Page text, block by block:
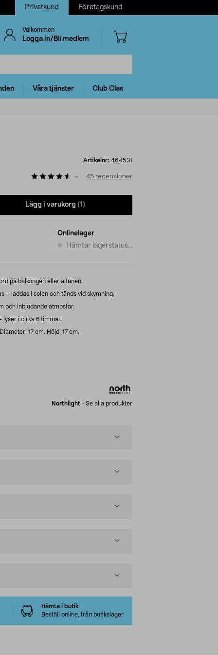
Privatkund Företagskund
Välkommen
Logga in/Bli medlem
Våra tjänster Club Clas
Artikelnr: 46-1531
45 recensioner
Lägg i varukorg (1)
Onlinelager
Hämtar lagerstatus...
på balkongen eller altanen.
– laddas i solen och tänds vid skymning.
och inbjudande atmosfär.
lyser i cirka 6 timmar.
17 cm. Höjd: 17 cm.
Northlight - Se alla produkter
Hämta i butik
Beställ online, från butikslager